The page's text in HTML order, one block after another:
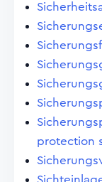
protection